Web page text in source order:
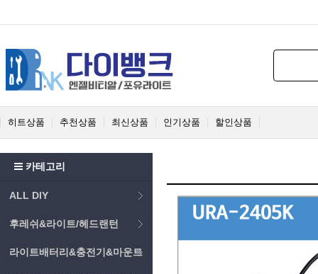
히트상품 추천상품 최신상품 인기상품 할인상품
카테고리
ALL DIY
후레쉬&라이트/헤드랜턴
라이트배터리&충전기&마운트